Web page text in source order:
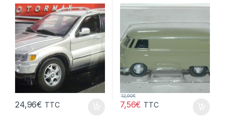
24,96€ TTC 7,56€
12,90€
TTC